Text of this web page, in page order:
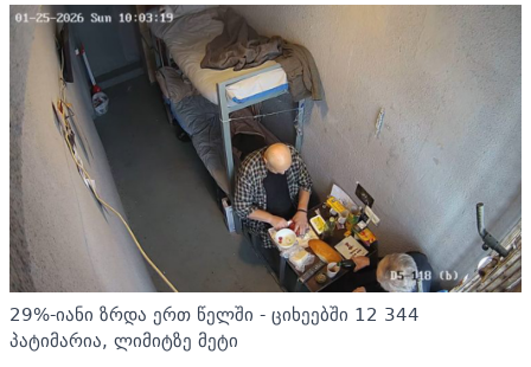
29%-იანი ზრდა ერთ წელში - ციხეებში 12 344
პატიმარია, ლიმიტზე მეტი